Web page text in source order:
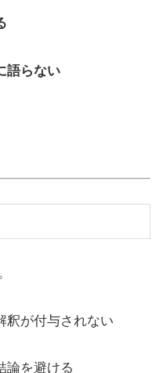
語らない
釈が付与されない
論を避ける